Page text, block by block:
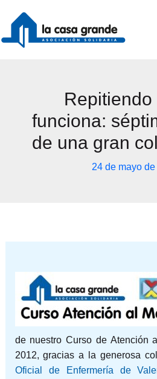
contenido
Repitiendo
funciona:
de una gran
24 de mayo
de nuestro Curso de Atención
2012, gracias a la generosa
Oficial de Enfermería de